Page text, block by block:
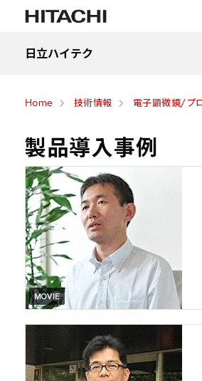
日立ハイテク
Home 技術情報 電子顕微鏡/プ
製品導入事例